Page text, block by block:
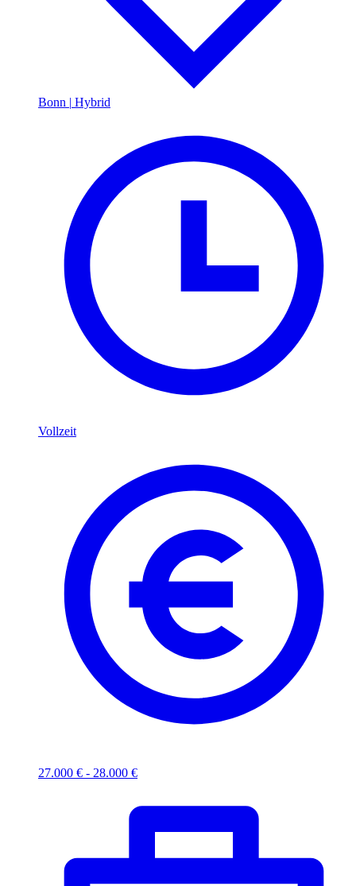
Bonn | Hybrid
Vollzeit
27.000 € - 28.000 €